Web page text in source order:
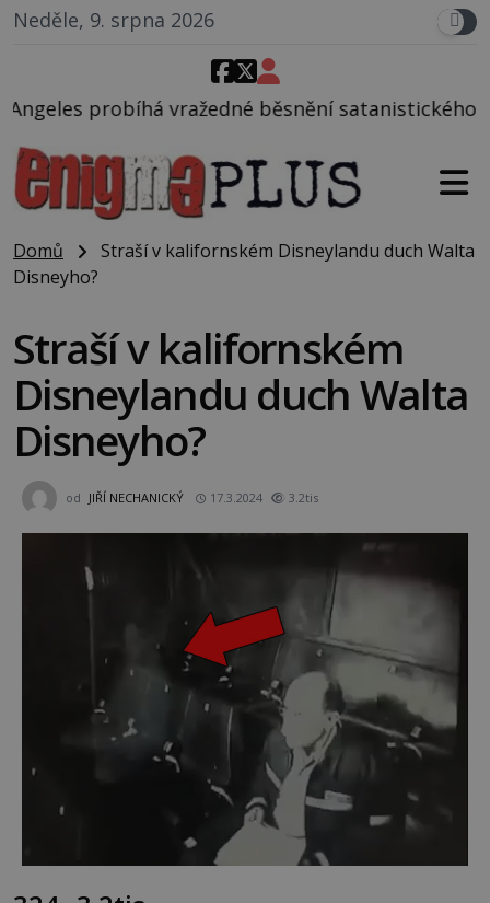
Neděle, 9. srpna 2026
běsnění satanistického gangu vedeného
Domů
Straší v kalifornském Disneylandu duch Walta
Disneyho?
Straší v kalifornském
Disneylandu duch Walta
Disneyho?
od JIŘÍ NECHANICKÝ 17.3.2024 3.2tis